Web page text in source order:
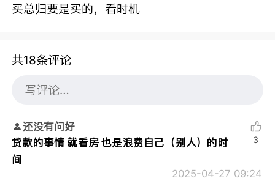
买总归要是买的，看时机
共18条评论
还没有问好
贷款的事情 就看房 也是浪费自己（别人）的时
间
2025-04-27 09:24
3